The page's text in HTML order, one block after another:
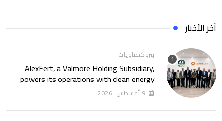
آخر الأخبار
بتروكيماويات
AlexFert, a Valmore Holding Subsidiary,
powers its operations with clean energy
through a 30-year partnership with
SolarizEgypt
9 أغسطس، 2026